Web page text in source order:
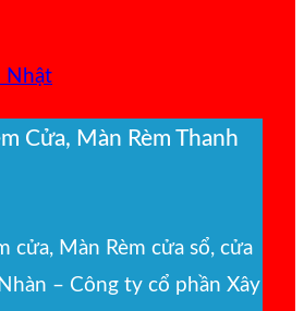
Cửa, Màn Rèm Thanh
cửa, Màn Rèm cửa sổ, cửa
– Công ty cổ phần Xây